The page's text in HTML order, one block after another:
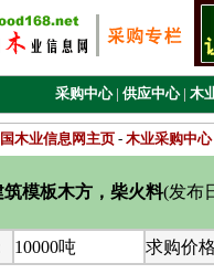
采购中心 | 供应中心 | 木
木业信息网主页 - 木业采购中心
模板木方，柴火料(发布
10000吨 求购价格